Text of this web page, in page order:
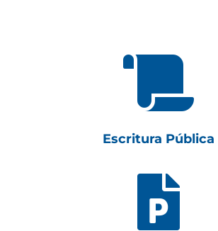

Escritura Pública
